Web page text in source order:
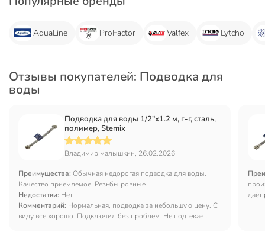
AquaLine ProFactor Valfex Lytcho
Отзывы покупателей: Подводка для
воды
Подводка для воды 1/2"х1.2 м, г-г, сталь,
полимер, Stemix
Владимир малышкин, 26.02.2026
Преимущества: Обычная недорогая подводка для воды.
Качество приемлемое. Резьбы ровные.
Недостатки: Нет.
Комментарий: Нормальная, подводка за небольшую цену. С
виду все хорошо. Подключил без проблем. Не подтекает.
даёт